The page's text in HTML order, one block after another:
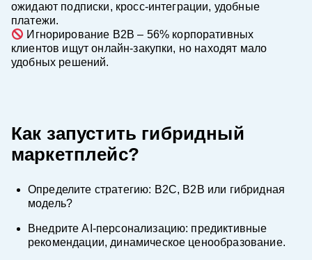
ожидают подписки, кросс-интеграции, удобные
платежи.
Игнорирование B2B – 56% корпоративных
клиентов ищут онлайн-закупки, но находят мало
удобных решений.
Как запустить гибридный
маркетплейс?
Определите стратегию: B2C, B2B или гибридная
модель?
Внедрите AI-персонализацию: предиктивные
рекомендации, динамическое ценообразование.